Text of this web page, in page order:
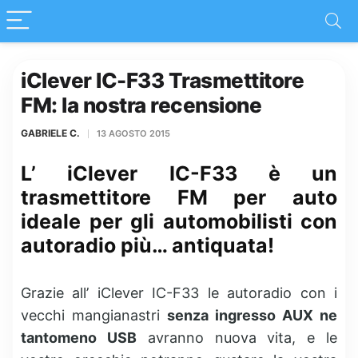
iClever IC-F33 Trasmettitore
FM: la nostra recensione
GABRIELE C. 13 AGOSTO 2015
L’ iClever IC-F33 è un
trasmettitore FM per auto
ideale per gli automobilisti con
autoradio più… antiquata!
Grazie all’ iClever IC-F33 le autoradio con i
vecchi mangianastri senza ingresso AUX ne
tantomeno USBavranno nuova vita, e le